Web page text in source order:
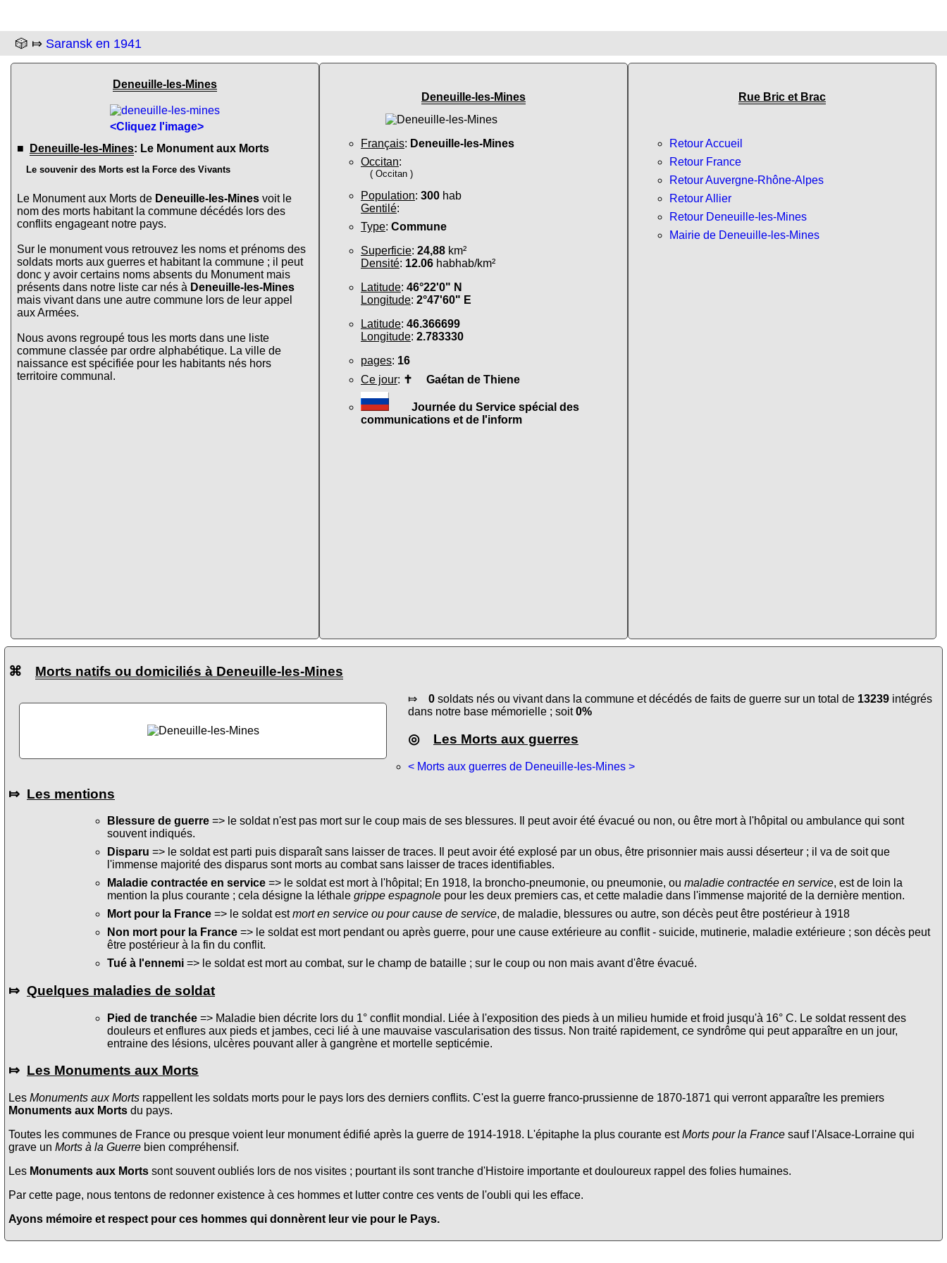
🎲 ⤇ Saransk en 1941
Deneuille-les-Mines
<Cliquez l'image>
■
Deneuille-les-Mines: Le Monument aux Morts
Le souvenir des Morts est la Force des Vivants
Le Monument aux Morts de Deneuille-les-Mines voit le
nom des morts habitant la commune décédés lors des
conflits engageant notre pays.
Sur le monument vous retrouvez les noms et prénoms des
soldats morts aux guerres et habitant la commune ; il peut
donc y avoir certains noms absents du Monument mais
présents dans notre liste car nés à Deneuille-les-Mines
mais vivant dans une autre commune lors de leur appel
aux Armées.
Nous avons regroupé tous les morts dans une liste
commune classée par ordre alphabétique. La ville de
naissance est spécifiée pour les habitants nés hors
territoire communal.
Deneuille-les-Mines
Français: Deneuille-les-Mines
Occitan:
( Occitan )
Population: 300 hab
Gentilé:
Type: Commune
Superficie: 24,88 km²
Densité: 12.06 habhab/km²
Latitude: 46°22'0" N
Longitude: 2°47'60" E
Latitude: 46.366699
Longitude: 2.783330
pages: 16
Ce jour: ✝ Gaétan de Thiene
Journée du Service spécial des
communications et de l'inform
Rue Bric et Brac
Retour Accueil
Retour France
Retour Auvergne-Rhône-Alpes
Retour Allier
Retour Deneuille-les-Mines
Mairie de Deneuille-les-Mines
⌘ Morts natifs ou domiciliés à Deneuille-les-Mines
⤇ 0 soldats nés ou vivant dans la commune et décédés de faits de guerre sur un total de 13239 intégrés
dans notre base mémorielle ; soit0%
◎ Les Morts aux guerres
< Morts aux guerres de Deneuille-les-Mines >
⤇ Les mentions
Blessure de guerre => le soldat n'est pas mort sur le coup mais de ses blessures. Il peut avoir été évacué ou non, ou être mort à l'hôpital ou ambulance qui sont
souvent indiqués.
Disparu => le soldat est parti puis disparaît sans laisser de traces. Il peut avoir été explosé par un obus, être prisonnier mais aussi déserteur ; il va de soit que
l'immense majorité des disparus sont morts au combat sans laisser de traces identifiables.
Maladie contractée en service => le soldat est mort à l'hôpital; En 1918, la broncho-pneumonie, ou pneumonie, ou maladie contractée en service, est de loin la
mention la plus courante ; cela désigne la léthale grippe espagnole pour les deux premiers cas, et cette maladie dans l'immense majorité de la dernière mention.
Mort pour la France => le soldat estmort en service ou pour cause de service, de maladie, blessures ou autre, son décès peut être postérieur à 1918
Non mort pour la France => le soldat est mort pendant ou après guerre, pour une cause extérieure au conflit - suicide, mutinerie, maladie extérieure ; son décès peut
être postérieur à la fin du conflit.
Tué à l'ennemi => le soldat est mort au combat, sur le champ de bataille ; sur le coup ou non mais avant d'être évacué.
⤇ Quelques maladies de soldat
Pied de tranchée => Maladie bien décrite lors du 1° conflit mondial. Liée à l'exposition des pieds à un milieu humide et froid jusqu'à 16° C. Le soldat ressent des
douleurs et enflures aux pieds et jambes, ceci lié à une mauvaise vascularisation des tissus. Non traité rapidement, ce syndrôme qui peut apparaître en un jour,
entraine des lésions, ulcères pouvant aller à gangrène et mortelle septicémie.
⤇ Les Monuments aux Morts
Les Monuments aux Morts rappellent les soldats morts pour le pays lors des derniers conflits. C'est la guerre franco-prussienne de 1870-1871 qui verront apparaître les premiers
Monuments aux Morts du pays.
Toutes les communes de France ou presque voient leur monument édifié après la guerre de 1914-1918. L'épitaphe la plus courante estMorts pour la France sauf l'Alsace-Lorraine qui
grave un Morts à la Guerre bien compréhensif.
Les Monuments aux Morts sont souvent oubliés lors de nos visites ; pourtant ils sont tranche d'Histoire importante et douloureux rappel des folies humaines.
Par cette page, nous tentons de redonner existence à ces hommes et lutter contre ces vents de l'oubli qui les efface.
Ayons mémoire et respect pour ces hommes qui donnèrent leur vie pour le Pays.